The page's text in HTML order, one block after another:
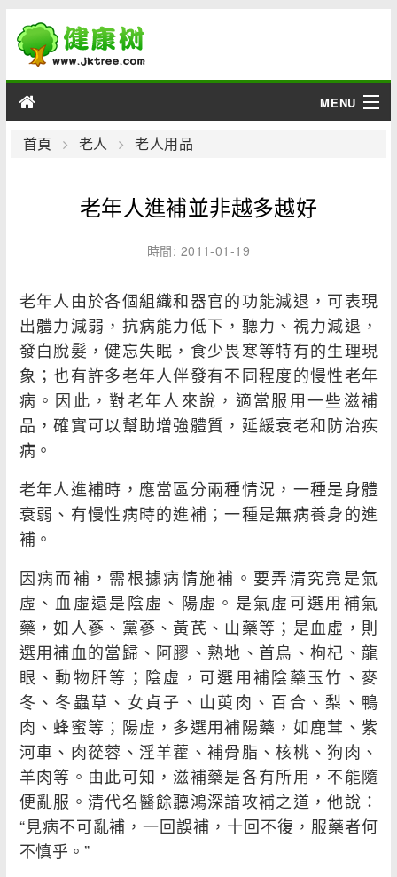
MENU
男性
綜合
疾病
首頁 老人 老人用品
老年人進補並非越多越好
時間: 2011-01-19
老年人由於各個組織和器官的功能減退，可表現
出體力減弱，抗病能力低下，聽力、視力減退，
發白脫髮，健忘失眠，食少畏寒等特有的生理現
象；也有許多老年人伴發有不同程度的慢性老年
病。因此，對老年人來說，適當服用一些滋補
品，確實可以幫助增強體質，延緩衰老和防治疾
病。
老年人進補時，應當區分兩種情況，一種是身體
衰弱、有慢性病時的進補；一種是無病養身的進
補。
因病而補，需根據病情施補。要弄清究竟是氣
虛、血虛還是陰虛、陽虛。是氣虛可選用補氣
藥，如人蔘、黨蔘、黃芪、山藥等；是血虛，則
選用補血的當歸、阿膠、熟地、首烏、枸杞、龍
眼、動物肝等；陰虛，可選用補陰藥玉竹、麥
冬、冬蟲草、女貞子、山萸肉、百合、梨、鴨
肉、蜂蜜等；陽虛，多選用補陽藥，如鹿茸、紫
河車、肉蓯蓉、淫羊藿、補骨脂、核桃、狗肉、
羊肉等。由此可知，滋補藥是各有所用，不能隨
便亂服。清代名醫餘聽鴻深諳攻補之道，他說：
“見病不可亂補，一回誤補，十回不復，服藥者何
不慎乎。”